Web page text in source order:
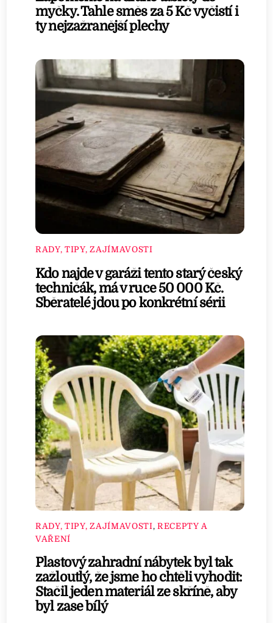
myčky. Tahle směs za 5 Kč vyčistí i
ty nejzažranější plechy
RADY, TIPY, ZAJÍMAVOSTI
Kdo najde v garáži tento starý český
techničák, má v ruce 50 000 Kč.
Sběratelé jdou po konkrétní sérii
RADY, TIPY, ZAJÍMAVOSTI, RECEPTY A
VAŘENÍ
Plastový zahradní nábytek byl tak
zažloutlý, že jsme ho chtěli vyhodit:
Stačil jeden materiál ze skříně, aby
byl zase bílý